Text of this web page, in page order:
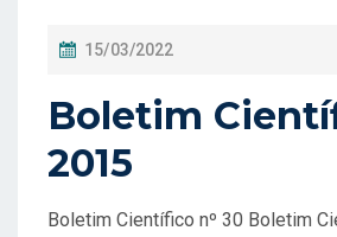
P
S
T
A
D
15/03/2022
Boletim
2015
Boletim Científico nº 30 Boletim